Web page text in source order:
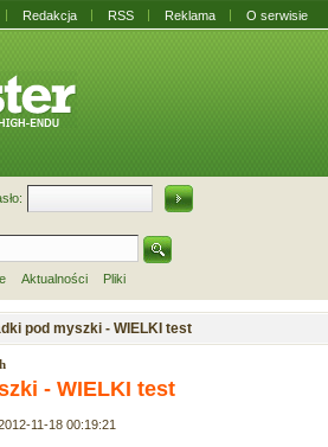
Redakcja RSS Reklama O serwisie
Aktualności Pliki
pod myszki - WIELKI test
- WIELKI test
11-18 00:19:21